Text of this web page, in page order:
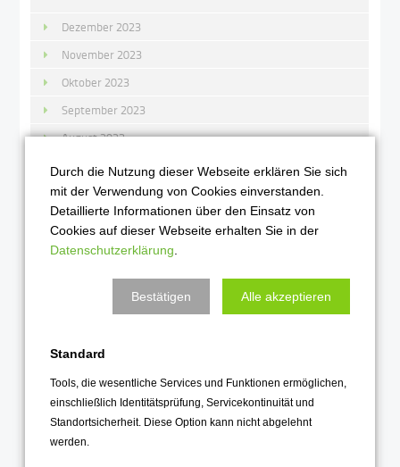
Dezember 2023
November 2023
Oktober 2023
September 2023
August 2023
Juli 2023
Juni 2023
April 2023
März 2023
Dezember 2022
November 2022
Durch die Nutzung dieser Webseite erklären Sie sich
mit der Verwendung von Cookies einverstanden.
Detaillierte Informationen über den Einsatz von
Cookies auf dieser Webseite erhalten Sie in der
Datenschutzerklärung
Bestätigen Alle akzeptieren
Standard
Tools, die wesentliche Services und Funktionen ermöglichen,
einschließlich Identitätsprüfung, Servicekontinuität und
Standortsicherheit. Diese Option kann nicht abgelehnt
werden.